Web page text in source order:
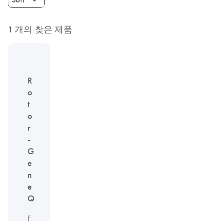
1 개의 찾은 제품
R
o
t
o
r
-
G
e
n
e
Q
F